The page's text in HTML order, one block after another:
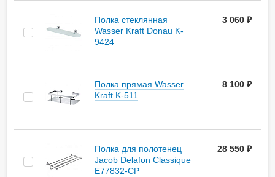
Полка стеклянная
Wasser Kraft Donau K-
9424
3 060
Полка прямая Wasser
Kraft K-511
8 100
Полка для полотенец
Jacob Delafon Classique
E77832-CP
28 550